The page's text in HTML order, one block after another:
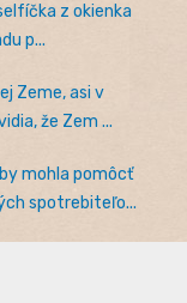
z okienka
p...
Zeme, asi v
že Zem ...
mohla pomôcť
spotrebiteľo...